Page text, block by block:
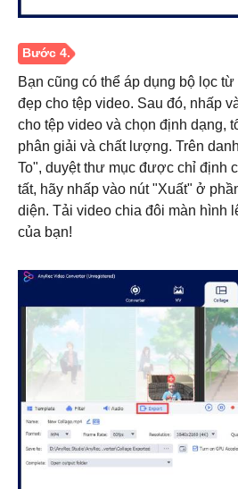
Bước 3.
Bạn cũng có thể áp dụng bộ lọc
đẹp cho tệp video. Sau đó, nhấp
cho tệp video và chọn định dạng,
phân giải và chất lượng. Trên
To", duyệt thư mục được chỉ định
tất, hãy nhấp vào nút "Xuất" ở
diện. Tải video chia đôi màn hình
của bạn!